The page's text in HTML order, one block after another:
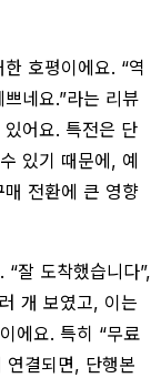
호평이에요. “역
네요.”라는 리뷰
어요. 특전은 단
있기 때문에, 예
전환에 큰 영향
잘 도착했습니다”,
개 보였고, 이는
에요. 특히 “무료
연결되면, 단행본